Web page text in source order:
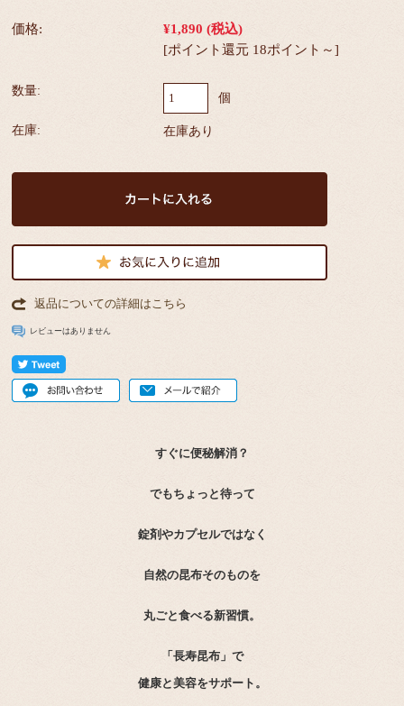
価格: ¥1,890 (税込)
[ポイント還元 18ポイント～]
数量:
個
在庫: 在庫あり
返品についての詳細はこちら
レビューはありません
すぐに便秘解消？
でもちょっと待って
錠剤やカプセルではなく
自然の昆布そのものを
丸ごと食べる新習慣。
「長寿昆布」で
健康と美容をサポート。